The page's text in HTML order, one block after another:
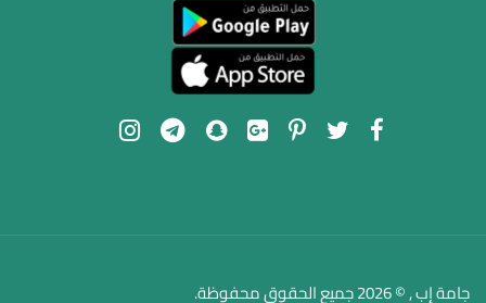
جامة إب , © 2026 جميع الحقوق محفوظة.